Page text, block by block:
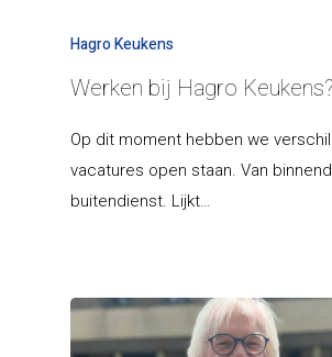
Hagro Keukens
Werken bij Hagro Keukens?
Op dit moment hebben we
vacatures open staan. Van
buitendienst. Lijkt…